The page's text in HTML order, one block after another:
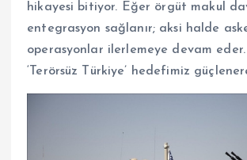
hikayesi bitiyor. Eğer örgüt makul
entegrasyon sağlanır; aksi halde
operasyonlar ilerlemeye devam
‘Terörsüz Türkiye’ hedefimiz